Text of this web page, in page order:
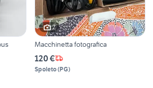
2
Macchinetta fotografica
120 €
Spoleto(PG)